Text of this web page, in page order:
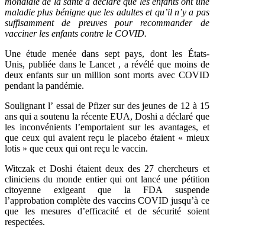
maladie plus bénigne que les adultes et qu’il n’y a pas
suffisamment de preuves pour recommander de
vacciner les enfants contre le COVID.
Une étude menée dans sept pays, dont les États-
Unis, publiée dans le Lancet , a révélé que moins de
deux enfants sur un million sont morts avec COVID
pendant la pandémie.
Soulignant l’ essai dePfizer surdes jeunes de 12 à 15
ans qui a soutenu la récente EUA, Doshi a déclaré que
les inconvénients l’emportaient sur les avantages, et
que ceux qui avaient reçu le placebo étaient « mieux
lotis » que ceux qui ont reçu le vaccin.
Witczak et Doshi étaient deux des 27 chercheurs et
cliniciens du monde entier qui ont lancé une pétition
citoyenne exigeant que la FDA suspende
l’approbation complète des vaccins COVID jusqu’à ce
que les mesures d’efficacité et de sécurité soient
respectées.